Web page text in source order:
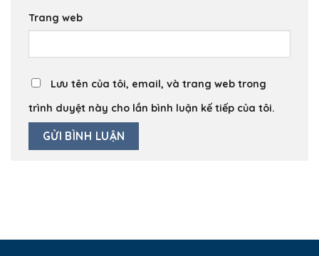
Trang web
Lưu tên của tôi, email, và trang web trong
trình duyệt này cho lần bình luận kế tiếp của tôi.